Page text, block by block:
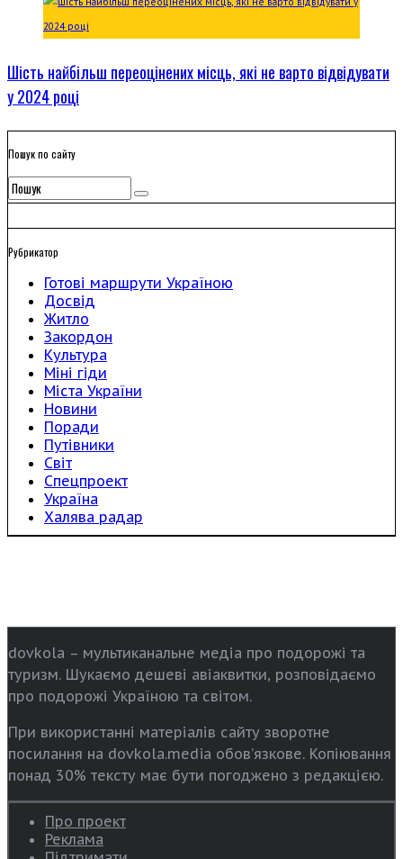
Шість найбільш переоцінених місць, які не варто відвідувати
у 2024 році
Пошук по сайту
Рубрикатор
Готові маршрути Україною
Досвід
Житло
Закордон
Культура
Міні гіди
Міста України
Новини
Поради
Путівники
Світ
Спецпроект
Україна
Халява радар
dovkola – мультиканальне медіа про подорожі та
туризм. Шукаємо дешеві авіаквитки, розповідаємо
про подорожі Україною та світом.
При використанні матеріалів сайту зворотне
посилання на dovkola.media обов’язкове. Копіювання
понад 30% тексту має бути погоджено з редакцією.
Про проект
Реклама